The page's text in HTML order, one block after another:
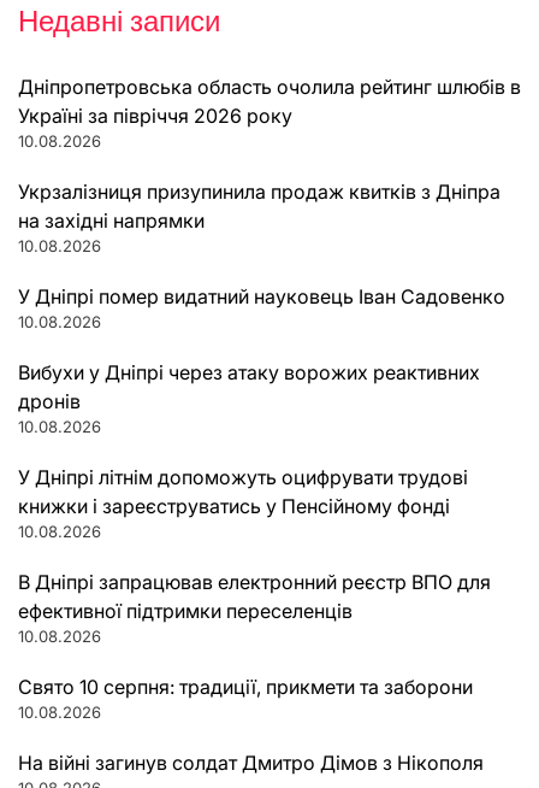
Недавні записи
Дніпропетровська область очолила рейтинг шлюбів в
Україні за півріччя 2026 року
10.08.2026
Укрзалізниця призупинила продаж квитків з Дніпра
на західні напрямки
10.08.2026
У Дніпрі помер видатний науковець Іван Садовенко
10.08.2026
Вибухи у Дніпрі через атаку ворожих реактивних
дронів
10.08.2026
У Дніпрі літнім допоможуть оцифрувати трудові
книжки і зареєструватись у Пенсійному фонді
10.08.2026
В Дніпрі запрацював електронний реєстр ВПО для
ефективної підтримки переселенців
10.08.2026
Свято 10 серпня: традиції, прикмети та заборони
10.08.2026
На війні загинув солдат Дмитро Дімов з Нікополя